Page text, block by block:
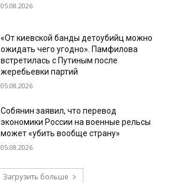
05.08.2026
«От киевской банды детоубийц можно
ожидать чего угодно». Памфилова
встретилась с Путиным после
жеребьевки партий
05.08.2026
Собянин заявил, что перевод
экономики России на военные рельсы
может «убить вообще страну»
05.08.2026
Загрузить больше